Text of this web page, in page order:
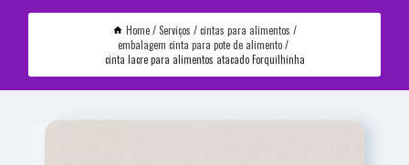
Home Serviços
cintas para alimentos
embalagem cinta para pote de alimento
cinta lacre para alimentos atacado Forquilhinha